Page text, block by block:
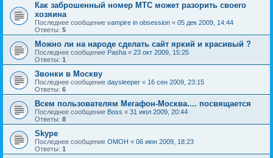
Как заброшенный номер МТС может разорить своего
хозяина
Последнее сообщение vampire in obsession « 05 дек 2009, 14:44
Ответы: 5
Можно ли на народе сделать сайт яркий и красивый ?
Последнее сообщение Pasha « 23 окт 2009, 15:25
Ответы: 1
Звонки в Москву
Последнее сообщение daysleeper « 16 сен 2009, 23:15
Ответы: 6
Всем пользователям Мегафон-Москва.... посвящается
Последнее сообщение Boss « 31 июл 2009, 20:44
Ответы: 8
Skype
Последнее сообщение OMOH « 06 июн 2009, 18:23
Ответы: 1